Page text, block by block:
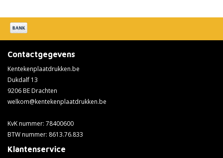
Contactgegevens
Kentekenplaatdrukken.be
Dukdalf 13
9206 BE Drachten
welkom@kentekenplaatdrukken.be
KvK nummer: 78400600
BTW nummer: 8613.76.833
Klantenservice